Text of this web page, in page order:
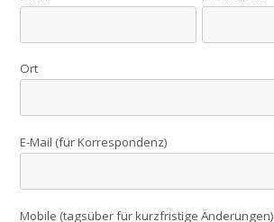
Ort
E-Mail (für Korrespondenz)
Mobile (tagsüber für kurzfristige Änderungen)